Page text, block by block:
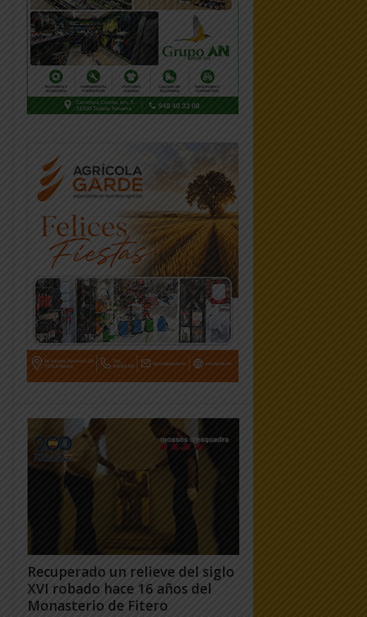
Recuperado un relieve del siglo
XVI robado hace 16 años del
Monasterio de Fitero